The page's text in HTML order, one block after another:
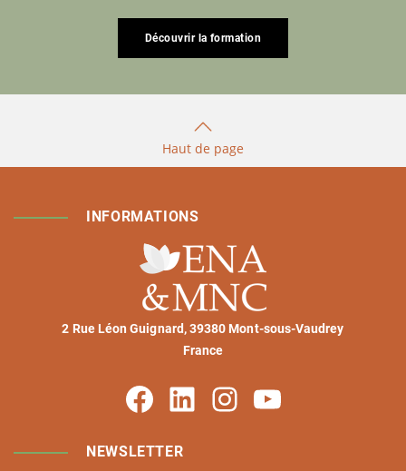
Découvrir la formation
Haut de page
INFORMATIONS
2 Rue Léon Guignard, 39380 Mont-sous-Vaudrey
France
FacebookLinkedin InstagramYoutube
NEWSLETTER